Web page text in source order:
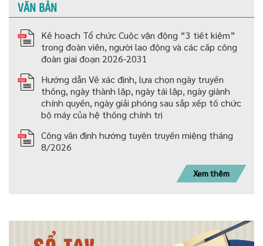
VĂN BẢN
Kế hoạch Tổ chức Cuộc vận động “3 tiết kiệm”
trong đoàn viên, người lao động và các cấp công
đoàn giai đoạn 2026-2031
Hướng dẫn Về xác định, lựa chọn ngày truyền
thống, ngày thành lập, ngày tái lập, ngày giành
chính quyền, ngày giải phóng sau sắp xếp tố chức
bộ máy của hệ thống chính trị
Công văn định hướng tuyên truyền miệng tháng
8/2026
Xem thêm